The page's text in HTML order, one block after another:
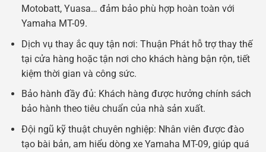
Motobatt, Yuasa… đảm bảo phù hợp hoàn toàn với
Yamaha MT-09.
Dịch vụ thay ắc quy tận nơi: Thuận Phát hỗ trợ thay thế
tại cửa hàng hoặc tận nơi cho khách hàng bận rộn, tiết
kiệm thời gian và công sức.
Bảo hành đầy đủ: Khách hàng được hưởng chính sách
bảo hành theo tiêu chuẩn của nhà sản xuất.
Đội ngũ kỹ thuật chuyên nghiệp: Nhân viên được đào
tạo bài bản, am hiểu dòng xe Yamaha MT-09, giúp quá